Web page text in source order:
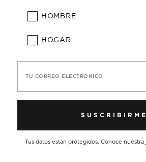
HOMBRE
HOGAR
TU CORREO ELECTRÓNICO
SUSCRIBIRME
Tus datos están protegidos. Conoce nuestra